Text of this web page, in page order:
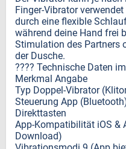
Finger-Vibrator
durch eine flexible
während deine Hand frei
Stimulation des Partners
der Dusche.
???? Technische Daten
Merkmal Angabe
Typ Doppel-Vibrator
Steuerung App
Direkttasten
App-Kompatibilität iOS &
Download)